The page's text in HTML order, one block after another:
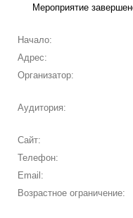
Мероприятие
Начало:
Адрес:
Организатор:
Аудитория:
Сайт:
Телефон:
Email:
Возрастное ограничение: